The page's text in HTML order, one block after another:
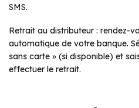
SMS.
Retrait au distributeur : rendez-
automatique de votre banque.
sans carte » (si disponible) et
effectuer le retrait.